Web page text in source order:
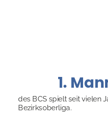
1.
des BCS spielt seit vielen
Bezirksoberliga.